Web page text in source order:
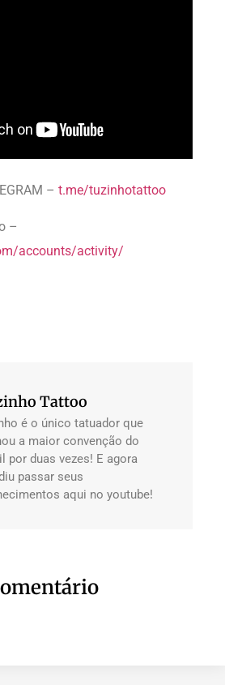
– t.me/tuzinhotattoo
–
accounts/activity/
Tattoo
é o único tatuador que
a maior convenção do
por duas vezes! E agora
passar seus
aqui no youtube!